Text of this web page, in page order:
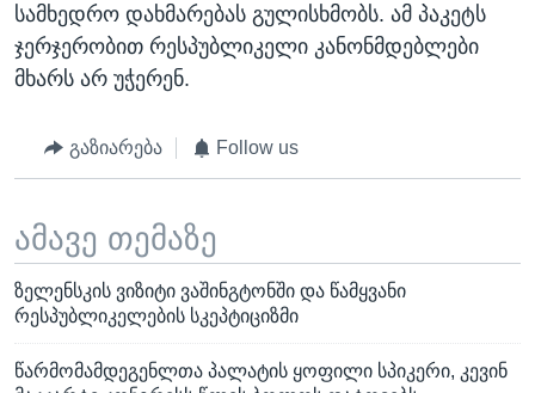
სამხედრო დახმარებას გულისხმობს. ამ პაკეტს
ჯერჯერობით რესპუბლიკელი კანონმდებლები
მხარს არ უჭერენ.
გაზიარება Follow us
ამავე თემაზე
ზელენსკის ვიზიტი ვაშინგტონში და წამყვანი
რესპუბლიკელების სკეპტიციზმი
წარმომამდეგენლთა პალატის ყოფილი სპიკერი, კევინ